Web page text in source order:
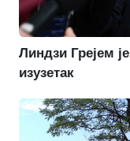
Линдзи Грејем
изузетак